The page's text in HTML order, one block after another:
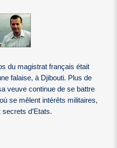
du magistrat français était
falaise, à Djibouti. Plus de
veuve continue de se battre
se mêlent intérêts militaires,
d’Etats.